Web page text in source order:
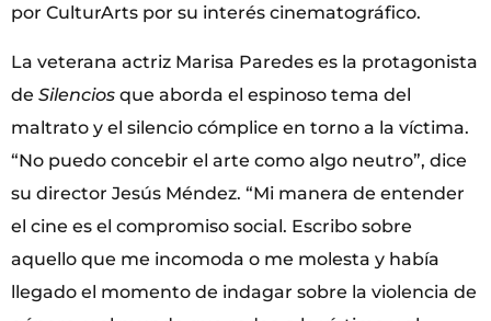
por CulturArts por su interés cinematográfico.
La veterana actriz Marisa Paredes es la protagonista
de Silencios que aborda el espinoso tema del
maltrato y el silencio cómplice en torno a la víctima.
“No puedo concebir el arte como algo neutro”, dice
su director Jesús Méndez. “Mi manera de entender
el cine es el compromiso social. Escribo sobre
aquello que me incomoda o me molesta y había
llegado el momento de indagar sobre la violencia de